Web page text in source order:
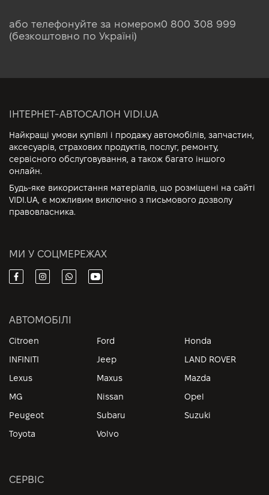
або телефонуйте за номером0 800 308 999
(безкоштовно по Україні)
ІНТЕРНЕТ-АВТОСАЛОН VIDI.UA
Найкращі умови купівлі і продажу автомобілів, запчастин,
аксесуарів, страхових продуктів, послуг, ремонту,
сервісного обслуговування, а також багато іншого
онлайн.
Будь-яке використання матеріалів, що розміщені на сайті
VIDI.UA, є можливим виключно з письмового дозволу
правовласника.
МИ У СОЦМЕРЕЖАХ
АВТОМОБІЛІ
Citroen Ford
Honda
INFINITI
Jeep
LAND ROVER
Lexus
Maxus
Mazda
MG
Nissan
Opel
Peugeot
Subaru
Suzuki
Toyota
Volvo
СЕРВІС